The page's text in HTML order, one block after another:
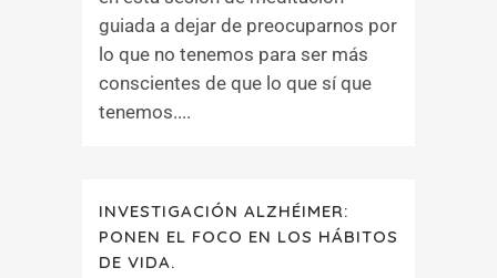
guiada a dejar de preocuparnos por
lo que no tenemos para ser más
conscientes de que lo que sí que
tenemos....
INVESTIGACIÓN ALZHÉIMER:
PONEN EL FOCO EN LOS HÁBITOS
DE VIDA.